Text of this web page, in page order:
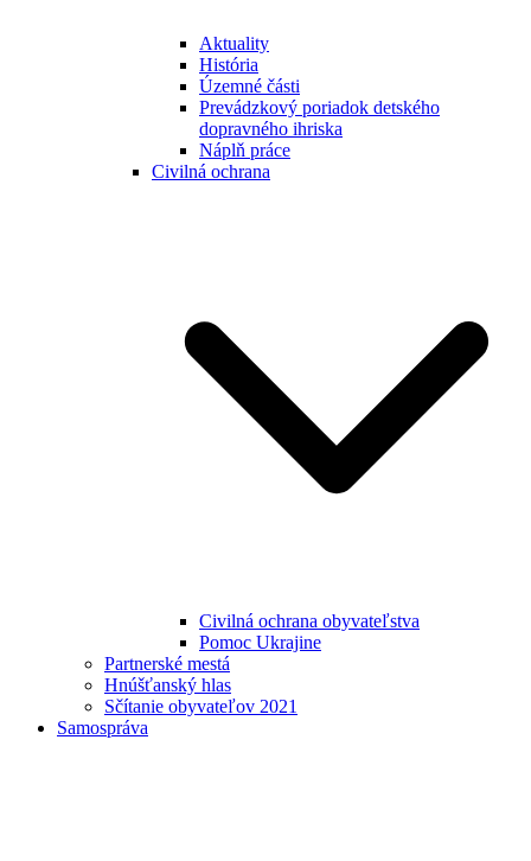
Aktuality
História
Územné části
Prevádzkový poriadok detského
dopravného ihriska
Náplň práce
Civilná ochrana
Civilná ochrana obyvateľstva
Pomoc Ukrajine
Partnerské mestá
Hnúšťanský hlas
Sčítanie obyvateľov 2021
Samospráva